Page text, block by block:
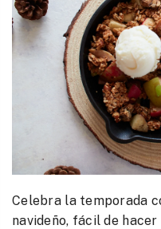
Celebra la temporada
navideño, fácil de